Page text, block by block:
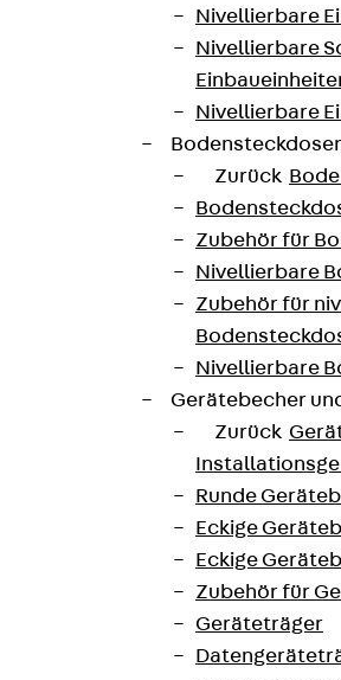
Nivellierbare
Nivellierbare
Nivellierbare
Zurück
Zubehör für
Nivellierbare
Zubehör für
Nivellierbare
Gerätebecher
Zurück
Runde
Eckige
Eckige
Zubehör für
Geräteträger